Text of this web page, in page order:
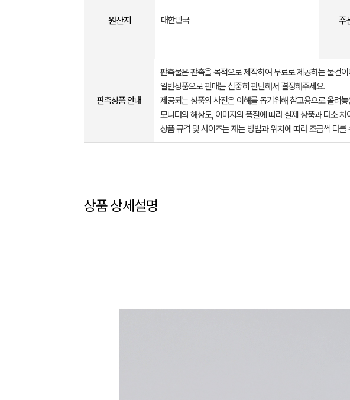
원산지 대한민국 주
판촉상품 안내
판촉물은 판촉을 목적으로 제작하여 무료로 제공하는 물건이
일반상품으로 판매는 신중히 판단해서 결정해주세요.
제공되는 상품의 사진은 이해를 돕기위해 참고용으로 올려
모니터의 해상도, 이미지의 품질에 따라 실제 상품과 다소 차
상품 규격 및 사이즈는 재는 방법과 위치에 따라 조금씩 다
상품 상세설명